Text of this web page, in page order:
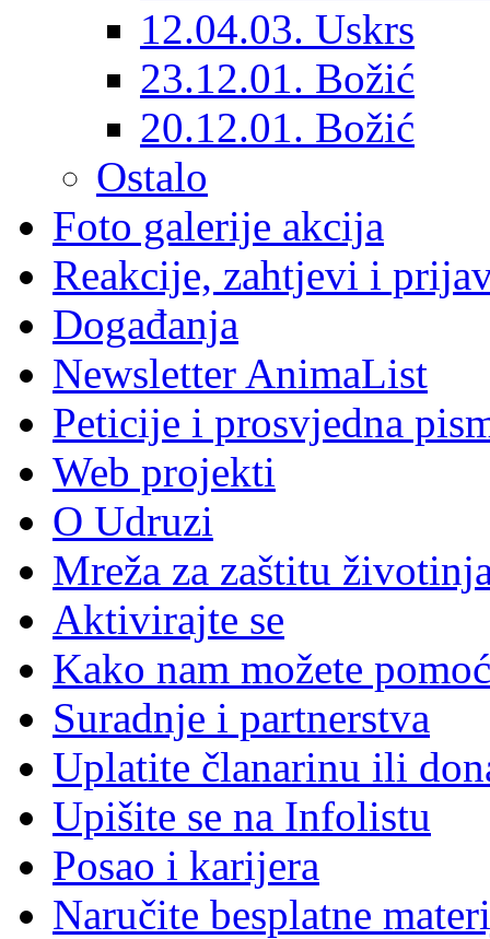
12.04.03. Uskrs
23.12.01. Božić
20.12.01. Božić
Ostalo
Foto galerije akcija
Reakcije, zahtjevi i
Događanja
Newsletter AnimaList
Peticije i prosvjedna
Web projekti
O Udruzi
Mreža za zaštitu
Aktivirajte se
Kako nam možete
Suradnje i partnerstva
Uplatite članarinu ili
Upišite se na Infolistu
Posao i karijera
Naručite besplatne